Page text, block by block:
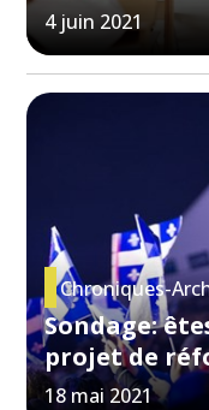
4 juin 2021
Chroniques-
Sondage:
projet de
18 mai 2021